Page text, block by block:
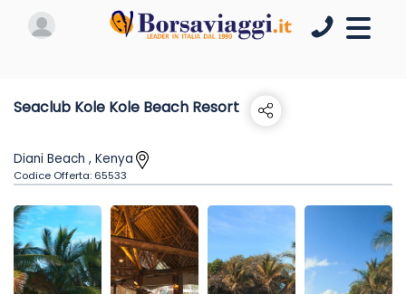
Seaclub Kole Kole Beach Resort
Diani Beach , Kenya
Codice Offerta: 65533